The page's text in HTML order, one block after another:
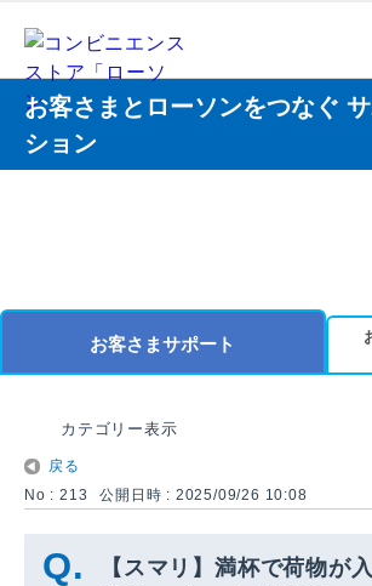
お客さまとローソンをつなぐ
ション
お客さまサポート
カテゴリー表示
戻る
No : 213
公開日時 : 2025/09/26 10:08
【スマリ】満杯で荷物が